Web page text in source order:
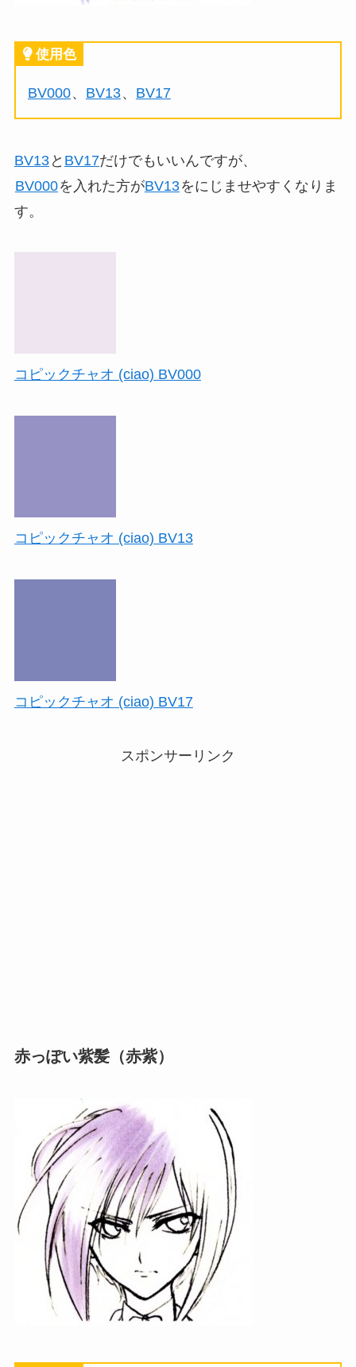
使用色
BV000、 BV13、 BV17
BV13 と BV17だけでもいいんですが、
BV000を入れた方がBV13をにじませやすくなりま
す。
コピックチャオ (ciao) BV000
コピックチャオ (ciao) BV13
コピックチャオ (ciao) BV17
スポンサーリンク
赤っぽい紫髪（赤紫）